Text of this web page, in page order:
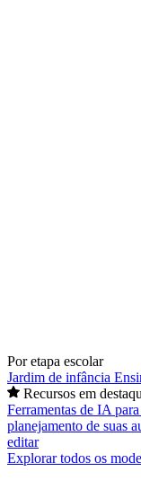
Por etapa escolar
Jardim de infância
Recursos em
Ferramentas de IA
planejamento de suas
editar
Explorar todos os